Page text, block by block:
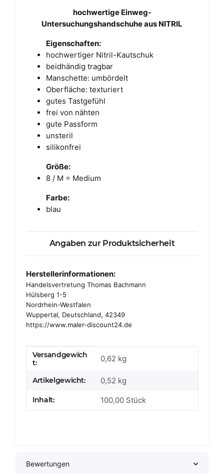
hochwertige Einweg-
Untersuchungshandschuhe aus NITRIL
Eigenschaften:
hochwertiger Nitril-Kautschuk
beidhändig tragbar
Manschette: umbördelt
Oberfläche: texturiert
gutes Tastgefühl
frei von nähten
gute Passform
unsteril
silikonfrei
Größe:
8 / M = Medium
Farbe:
blau
Angaben zur Produktsicherheit
Herstellerinformationen:
Handelsvertretung Thomas Bachmann
Hülsberg 1-5
Nordrhein-Westfalen
Wuppertal, Deutschland, 42349
https://www.maler-discount24.de
Produkteigenschaft
Wert
Versandgewich
t:
0,62 kg
Artikelgewicht: 0,52 kg
Inhalt: 100,00 Stück
Bewertungen